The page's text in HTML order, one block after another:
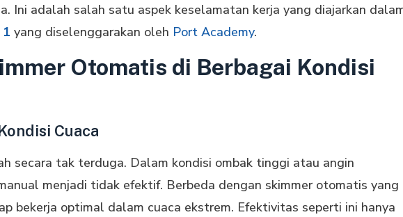
Ini adalah salah satu aspek keselamatan kerja yang diajarkan
yang diselenggarakan oleh Port Academy.
Otomatis di Berbagai Kondisi
Cuaca
secara tak terduga. Dalam kondisi ombak tinggi atau angin
menjadi tidak efektif. Berbeda dengan skimmer otomatis yang
bekerja optimal dalam cuaca ekstrem. Efektivitas seperti ini hanya